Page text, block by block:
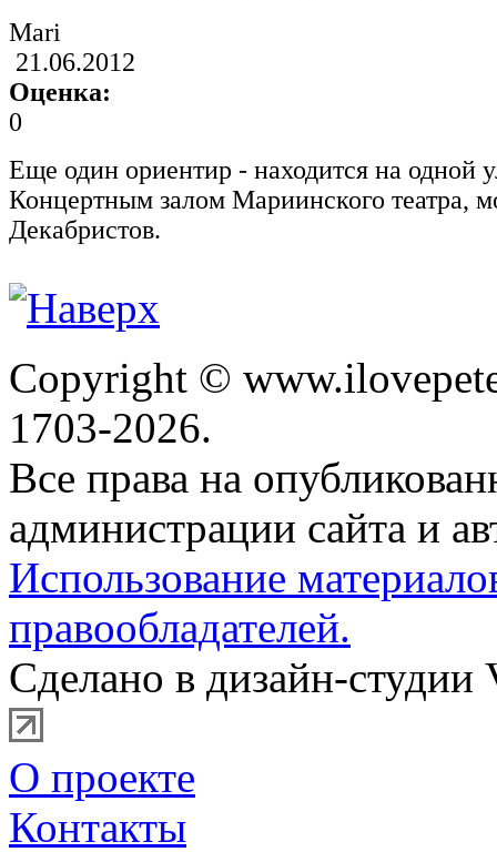
Mari
21.06.2012
Оценка:
0
Еще один ориентир - находится на одной
Концертным залом Мариинского театра,
Декабристов.
Copyright ©
1703-2026.
Все права на
администрации сайта и
Использование
правообладателей.
Сделано в дизайн-студии
О проекте
Контакты